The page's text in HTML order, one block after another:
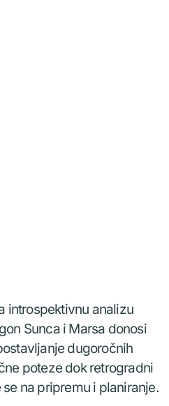
introspektivnu analizu
Sunca i Marsa donosi
dugoročnih
poteze dok retrogradni
na pripremu i planiranje.